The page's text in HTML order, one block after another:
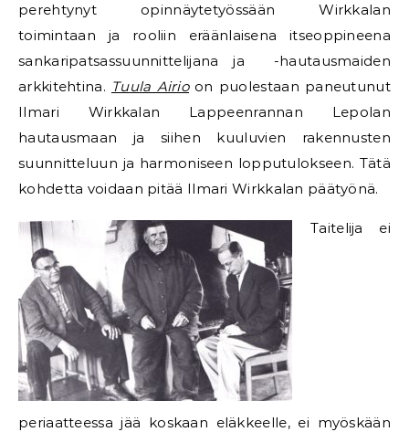
perehtynyt opinnäytetyössään Wirkkalan
toimintaan ja rooliin eräänlaisena itseoppineena
sankaripatsassuunnittelijana ja -hautausmaiden
arkkitehtina. Tuula Airioon puolestaan paneutunut
Ilmari Wirkkalan Lappeenrannan Lepolan
hautausmaan ja siihen kuuluvien rakennusten
suunnitteluun ja harmoniseen lopputulokseen. Tätä
kohdetta voidaan pitää Ilmari Wirkkalan päätyönä.
Taitelija ei
periaatteessa jää koskaan eläkkeelle, ei myöskään